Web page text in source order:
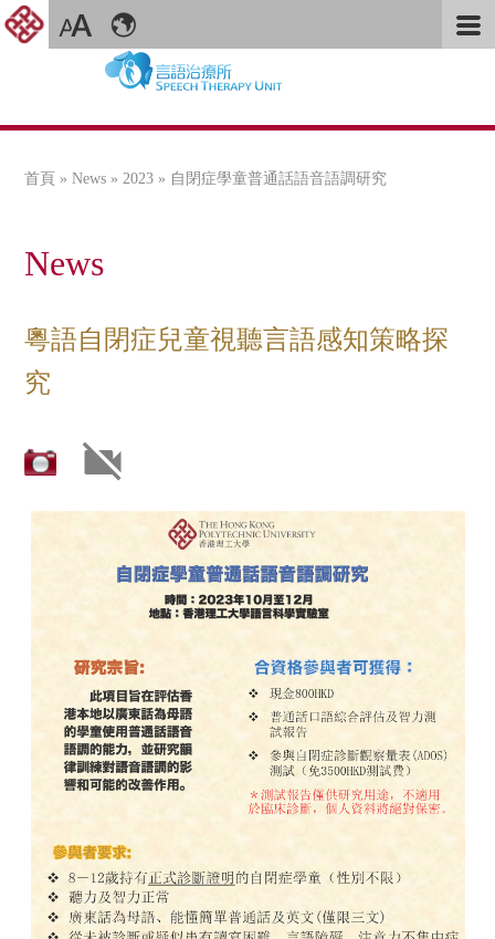
您在這裡
首頁 »News » 2023 » 自閉症學童普通話語音語調研究
News
粵語自閉症兒童視聽言語感知策略探
究